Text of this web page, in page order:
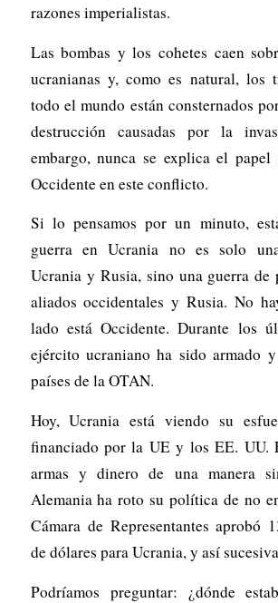
razones imperialistas.
Las bombas y los cohetes caen
ucranianas y, como es natural, los
todo el mundo están consternados
destrucción causadas por la
embargo, nunca se explica el
Occidente en este conflicto.
Si lo pensamos por un minuto,
guerra en Ucrania no es solo
Ucrania y Rusia, sino una guerra de
aliados occidentales y Rusia. No
lado está Occidente. Durante los
ejército ucraniano ha sido armado
países de la OTAN.
Hoy, Ucrania está viendo su
financiado por la UE y los EE. UU.
armas y dinero de una manera
Alemania ha roto su política de no
Cámara de Representantes aprobó
de dólares para Ucrania, y así
Podríamos preguntar: ¿dónde